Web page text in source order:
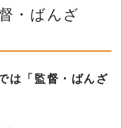
・ばんざ
は「監督・ばんざ